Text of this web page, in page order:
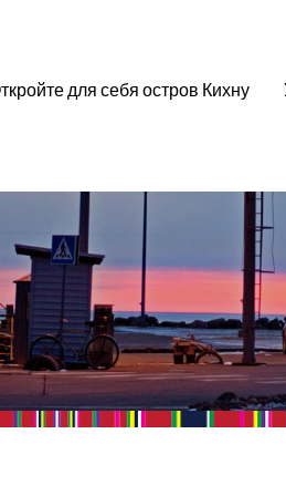
для себя остров Кихну